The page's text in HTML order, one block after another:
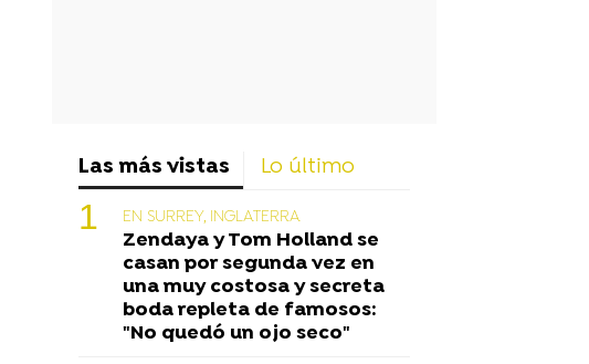
Las más vistas Lo último
EN SURREY, INGLATERRA
Zendaya y Tom Holland se
casan por segunda vez en
una muy costosa y secreta
boda repleta de famosos:
"No quedó un ojo seco"